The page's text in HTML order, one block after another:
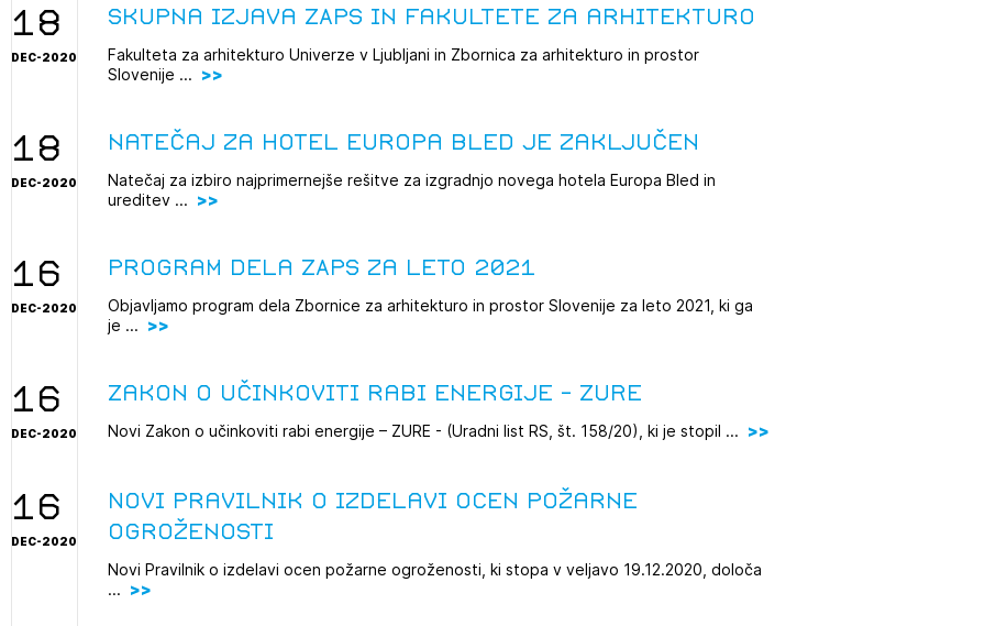
Izbrana vsebina je namenjena le ZAPS registriranim
uporabnikom. Da lahko do nje dostopate, se je
potrebno prijaviti.
se s svojim ZAPS uporabniškim imenom in geslom.
18
DEC-2020
Skupna izjava ZAPS in Fakultete za arhitekturo
Fakulteta za arhitekturo Univerze v Ljubljani in Zbornica za arhitekturo in prostor
Slovenije ...
18
DEC-2020
natečaj za Hotel Europa Bled je zaključen
Natečaj za izbiro najprimernejše rešitve za izgradnjo novega hotela Europa Bled in
ureditev ...
16
DEC-2020
Program dela ZAPS za leto 2021
Objavljamo program dela Zbornice za arhitekturo in prostor Slovenije za leto 2021, ki ga
je ...
16
DEC-2020
Zakon o učinkoviti rabi energije - ZURE
Novi Zakon o učinkoviti rabi energije – ZURE - (Uradni list RS, št. 158/20), ki je stopil ...
16
DEC-2020
Novi pravilnik o izdelavi ocen požarne
ogroženosti
Novi Pravilnik o izdelavi ocen požarne ogroženosti, ki stopa v veljavo 19.12.2020, določa
...
na tekočem z novicami in se naročite na Novičnike.
svojo izbiro.
vam bomo pošiljali na vaš elektronski naslov.